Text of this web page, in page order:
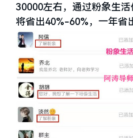
30000左右，通过粉象生
将省出40%-60%，一年省